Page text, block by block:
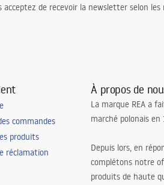
coucher,
de recevoir la newsletter selon les
commandes
produits
réclamation
À propos de
La marque REA a
marché polonais en
Depuis lors, en
complétons notre
produits de haute